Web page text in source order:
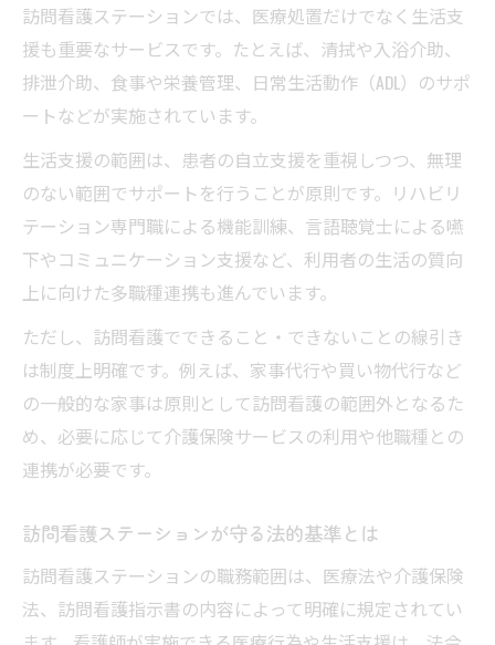
現場で感じる訪問看護ステーションのやり
がい
訪問看護ステーションで働く上での成長ポ
イント
禁止されている行為や法的な境界線をチェック
訪問看護ステーションで禁止されている行
為一覧
法的に認められている業務範囲の線引き方
訪問看護ステーション利用時のリスク管理
違法行為とならないための訪問看護の注意
点
訪問看護ステーションでの安全な業務運営
訪問看護ステーションでは、医療処置だけでなく生活支
援も重要なサービスです。たとえば、清拭や入浴介助、
排泄介助、食事や栄養管理、日常生活動作（ADL）のサポ
ートなどが実施されています。
生活支援の範囲は、患者の自立支援を重視しつつ、無理
のない範囲でサポートを行うことが原則です。リハビリ
テーション専門職による機能訓練、言語聴覚士による嚥
下やコミュニケーション支援など、利用者の生活の質向
上に向けた多職種連携も進んでいます。
ただし、訪問看護でできること・できないことの線引き
は制度上明確です。例えば、家事代行や買い物代行など
の一般的な家事は原則として訪問看護の範囲外となるた
め、必要に応じて介護保険サービスの利用や他職種との
連携が必要です。
訪問看護ステーションが守る法的基準とは
訪問看護ステーションの職務範囲は、医療法や介護保険
法、訪問看護指示書の内容によって明確に規定されてい